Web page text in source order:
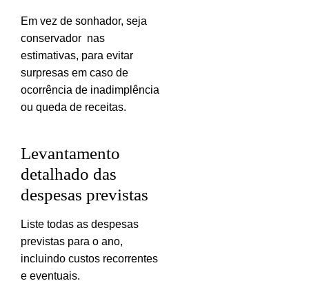
Em vez de sonhador, seja
conservador nas
estimativas, para evitar
surpresas em caso de
ocorrência de inadimplência
ou queda de receitas.
Levantamento
detalhado das
despesas previstas
Liste todas as despesas
previstas para o ano,
incluindo custos recorrentes
e eventuais.